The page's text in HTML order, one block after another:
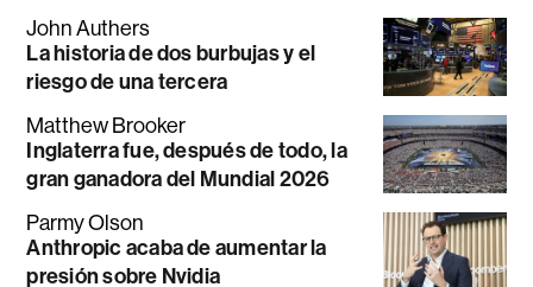
John Authers
La historia de dos burbujas y el
riesgo de una tercera
Matthew Brooker
Inglaterra fue, después de todo, la
gran ganadora del Mundial 2026
Parmy Olson
Anthropic acaba de aumentar la
presión sobre Nvidia